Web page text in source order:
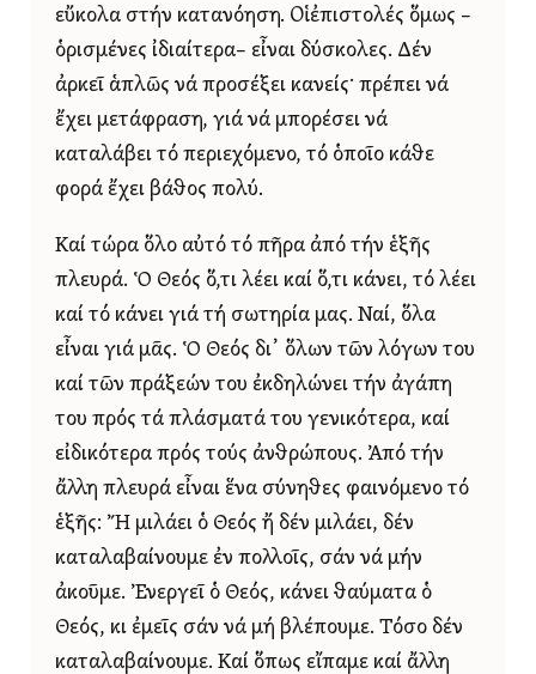
εὔκολα στήν κατανόηση. Οἱἐπιστολές ὅμως –
ὁρισμένες ἰδιαίτερα– εἶναι δύσκολες. Δέν
ἀρκεῖ ἁπλῶς νά προσέξει κανείς· πρέπει νά
ἔχει μετάφραση, γιά νά μπορέσει νά
καταλάβει τό περιεχόμενο, τό ὁποῖο κάθε
φορά ἔχει βάθος πολύ.
Καί τώρα ὅλο αὐτό τό πῆρα ἀπό τήν ἑξῆς
πλευρά. Ὁ Θεός ὅ,τι λέει καί ὅ,τι κάνει, τό λέει
καί τό κάνει γιά τή σωτηρία μας. Ναί, ὅλα
εἶναι γιά μᾶς. Ὁ Θεός δι᾿ ὅλων τῶν λόγων του
καί τῶν πράξεών του ἐκδηλώνει τήν ἀγάπη
του πρός τά πλάσματά του γενικότερα, καί
εἰδικότερα πρός τούς ἀνθρώπους. Ἀπό τήν
ἄλλη πλευρά εἶναι ἕνα σύνηθες φαινόμενο τό
ἑξῆς: Ἤ μιλάει ὁ Θεός ἤ δέν μιλάει, δέν
καταλαβαίνουμε ἐν πολλοῖς, σάν νά μήν
ἀκοῦμε. Ἐνεργεῖ ὁ Θεός, κάνει θαύματα ὁ
Θεός, κι ἐμεῖς σάν νά μή βλέπουμε. Τόσο δέν
καταλαβαίνουμε. Καί ὅπως εἴπαμε καί ἄλλη